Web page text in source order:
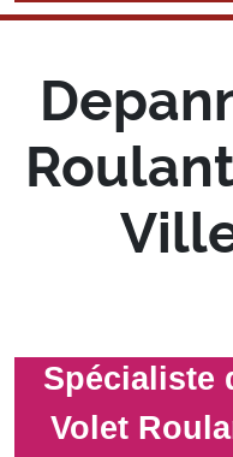
Spécialiste
Volet